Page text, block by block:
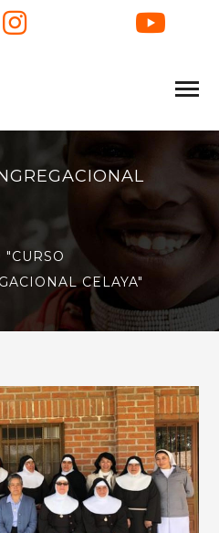
"CURSO
CELAYA"
Instagram